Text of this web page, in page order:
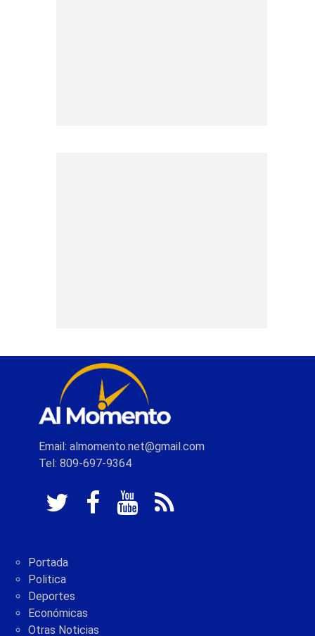
Email: almomento.net@gmail.com
Tel: 809-697-9364
Portada
Politica
Deportes
Económicas
Otras Noticias